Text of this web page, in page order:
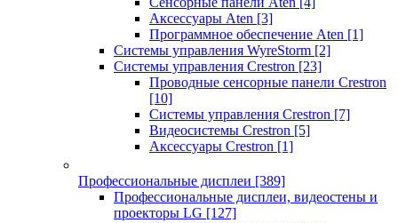
Аксессуары Aten [3]
Программное обеспечение Aten [1]
Системы управления WyreStorm [2]
Системы управления Crestron [23]
Проводные сенсорные панели Crestron
[10]
Системы управления Crestron [7]
Видеосистемы Crestron [5]
Аксессуары Crestron [1]
Профессиональные дисплеи [389]
Профессиональные дисплеи, видеостены и
проекторы LG [127]